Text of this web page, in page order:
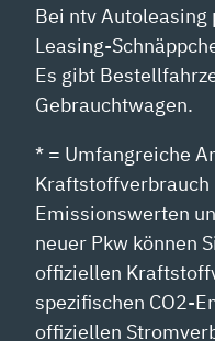
Bei ntv
Leasing-
Es gibt
Gebrauchtwagen.
* = Umfangreiche
Kraftstoffverbrauch
Emissionswerten
neuer Pkw können
offiziellen
spezifischen CO2-
offiziellen